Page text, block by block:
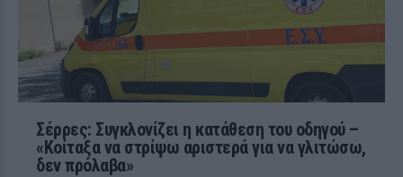
Σέρρες: Συγκλονίζει η κατάθεση του οδηγού –
«Κοίταξα να στρίψω αριστερά για να γλιτώσω,
δεν πρόλαβα»